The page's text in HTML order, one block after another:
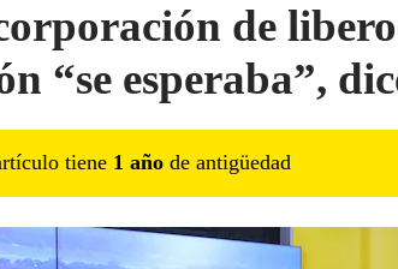
de
“se esperaba”,
tiene 1 año de antigüedad